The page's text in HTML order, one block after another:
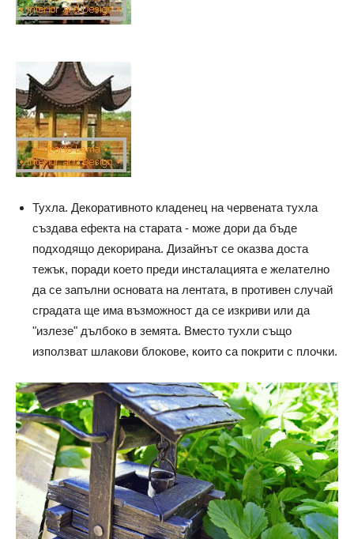
Тухла. Декоративното кладенец на червената тухла
създава ефекта на старата - може дори да бъде
подходящо декорирана. Дизайнът се оказва доста
тежък, поради което преди инсталацията е желателно
да се запълни основата на лентата, в противен случай
сградата ще има възможност да се изкриви или да
"излезе" дълбоко в земята. Вместо тухли също
използват шлакови блокове, които са покрити с плочки.